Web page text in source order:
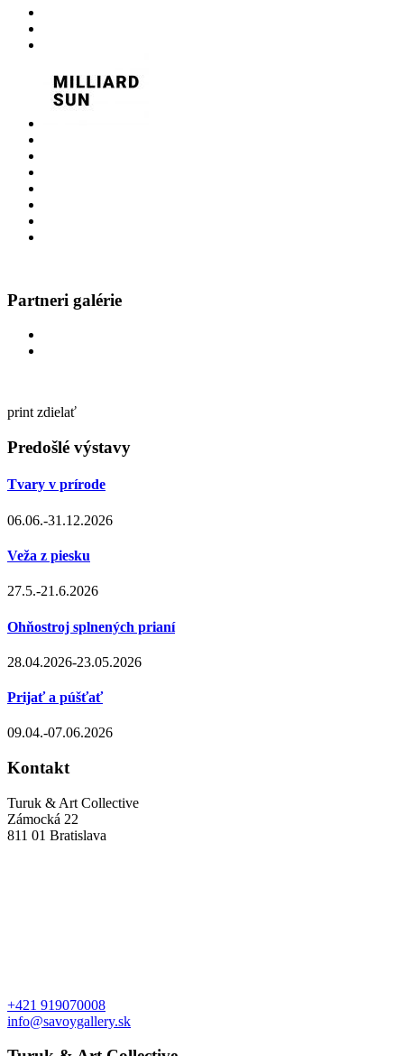
Partneri galérie
print zdielať
Predošlé výstavy
Tvary v prírode
06.06.-31.12.2026
Veža z piesku
27.5.-21.6.2026
Ohňostroj splnených prianí
28.04.2026-23.05.2026
Prijať a púšťať
09.04.-07.06.2026
Kontakt
Turuk & Art Collective
Zámocká 22
811 01 Bratislava
+421 919070008
info@savoygallery.sk